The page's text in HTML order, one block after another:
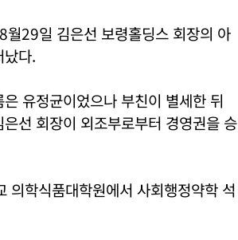
29일 김은선 보령홀딩스 회장의 아
났다.
은 유정균이었으나 부친이 별세한 뒤
은선 회장이 외조부로부터 경영권을 승
의학식품대학원에서 사회행정약학 석